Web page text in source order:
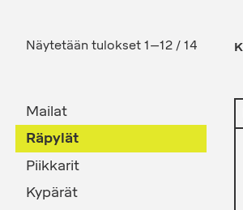
Mailat
Räpylät
Piikkarit
Kypärät
Näytetään tulokset 1–12 / 14 Sorted